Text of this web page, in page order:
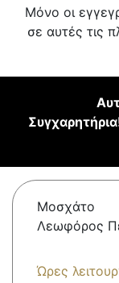
Μόνο οι
σε αυτές τις
Μοσχάτο
Λεωφόρος
Ώρες